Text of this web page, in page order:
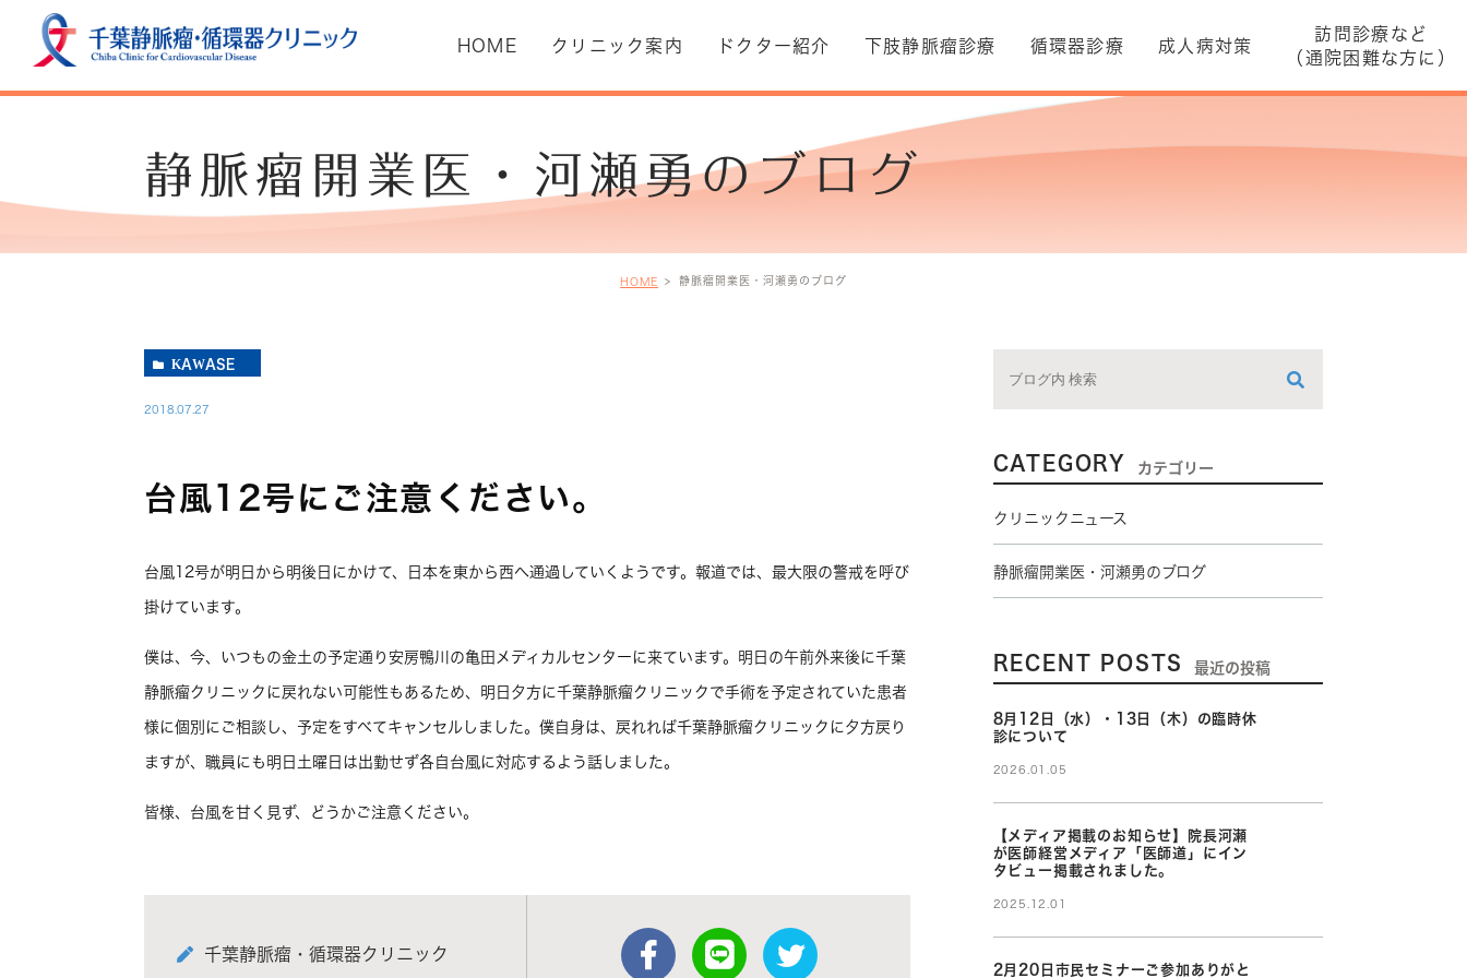
HOME クリニック案内
ごあいさつ 費用 アクセス
ドクター紹介 下肢静脈瘤診療
コンセプト 下肢静脈瘤診療の基本理念 下肢静脈瘤とは 診療案内
循環器診療 成人病対策
訪問診療など
（通院困難な方に）
静脈瘤開業医・河瀬勇のブログ
HOME 静脈瘤開業医・河瀬勇のブログ
KAWASE
2018.07.27
台風12号にご注意ください。
台風12号が明日から明後日にかけて、日本を東から西へ通過していくようです。報道では、最大限の警戒を呼び
掛けています。
僕は、今、いつもの金土の予定通り安房鴨川の亀田メディカルセンターに来ています。明日の午前外来後に千葉
静脈瘤クリニックに戻れない可能性もあるため、明日夕方に千葉静脈瘤クリニックで手術を予定されていた患者
様に個別にご相談し、予定をすべてキャンセルしました。僕自身は、戻れれば千葉静脈瘤クリニックに夕方戻り
ますが、職員にも明日土曜日は出勤せず各自台風に対応するよう話しました。
皆様、台風を甘く見ず、どうかご注意ください。
千葉静脈瘤・循環器クリニック
CATEGORY カテゴリー
クリニックニュース
静脈瘤開業医・河瀬勇のブログ
RECENT POSTS 最近の投稿
8月12日（水）・13日（木）の臨時休
診について
2026.01.05
【メディア掲載のお知らせ】院長河瀬
が医師経営メディア「医師道」にイン
タビュー掲載されました。
2025.12.01
2月20日市民セミナーご参加ありがと